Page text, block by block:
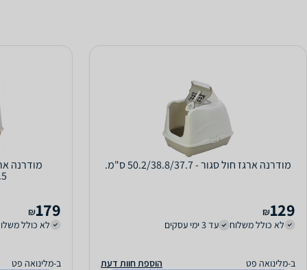
מודרנה ארגז חול סגור - 50.2/38.8/37.7 ס"מ.
129
₪
לא כולל משלוח
עד 3 ימי עסקים
ב-מלינואה פט
הוספת חוות דעת
179
₪
לא כולל
ב-מלינואה פט